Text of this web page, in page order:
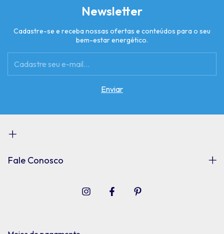
Newsletter
Cadastre-se e receba nossas ofertas e conteúdos para o seu
bem-estar energético.
Fale Conosco